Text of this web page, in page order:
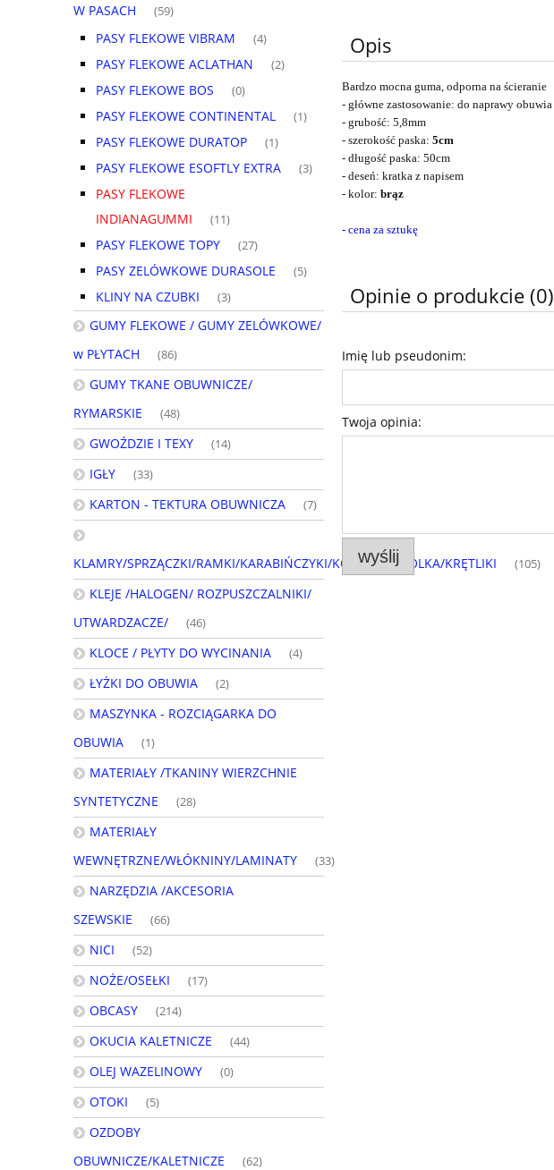
W PASACH
(59)
PASY FLEKOWE VIBRAM (4)
PASY FLEKOWE ACLATHAN (2)
PASY FLEKOWE BOS (0)
PASY FLEKOWE CONTINENTAL (1)
PASY FLEKOWE DURATOP (1)
PASY FLEKOWE ESOFTLY EXTRA (3)
PASY FLEKOWE
INDIANAGUMMI
(11)
PASY FLEKOWE TOPY (27)
PASY ZELÓWKOWE DURASOLE (5)
KLINY NA CZUBKI (3)
GUMY FLEKOWE / GUMY ZELÓWKOWE/
w PŁYTACH
(86)
GUMY TKANE OBUWNICZE/
RYMARSKIE
(48)
GWOŹDZIE I TEXY (14)
IGŁY (33)
KARTON - TEKTURA OBUWNICZA (7)
KLAMRY/SPRZĄCZKI/RAMKI/KARABIŃCZYKI/KÓŁKA/PÓLKÓLKA/KRĘTLIKI (105)
KLEJE /HALOGEN/ ROZPUSZCZALNIKI/
UTWARDZACZE/
(46)
KLOCE / PŁYTY DO WYCINANIA (4)
ŁYŻKI DO OBUWIA (2)
MASZYNKA - ROZCIĄGARKA DO
OBUWIA
(1)
MATERIAŁY /TKANINY WIERZCHNIE
SYNTETYCZNE
(28)
MATERIAŁY
WEWNĘTRZNE/WŁÓKNINY/LAMINATY
(33)
NARZĘDZIA /AKCESORIA
SZEWSKIE
(66)
NICI (52)
NOŻE/OSEŁKI (17)
OBCASY (214)
OKUCIA KALETNICZE (44)
OLEJ WAZELINOWY (0)
OTOKI (5)
OZDOBY
OBUWNICZE/KALETNICZE
(62)
Opis
Bardzo mocna guma, odporna na ścieranie
- główne zastosowanie: do naprawy obuwia
- grubość: 5,8mm
- szerokość paska: 5cm
- długość paska: 50cm
- deseń: kratka z napisem
- kolor: brąz
- cena za sztukę
Opinie o produkcie (0)
Imię lub pseudonim:
Twoja opinia:
wyślij